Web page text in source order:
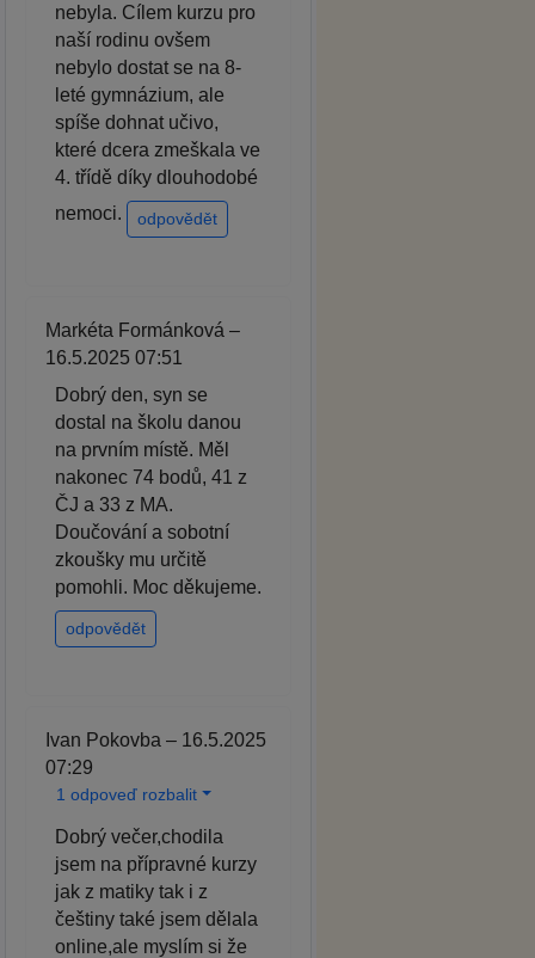
nebyla. Cílem kurzu pro
naší rodinu ovšem
nebylo dostat se na 8-
leté gymnázium, ale
spíše dohnat učivo,
které dcera zmeškala ve
4. třídě díky dlouhodobé
nemoci.
odpovědět
Markéta Formánková –
16.5.2025 07:51
Dobrý den, syn se
dostal na školu danou
na prvním místě. Měl
nakonec 74 bodů, 41 z
ČJ a 33 z MA.
Doučování a sobotní
zkoušky mu určitě
pomohli. Moc děkujeme.
odpovědět
Ivan Pokovba – 16.5.2025
07:29
1 odpoveď rozbalit
Dobrý večer,chodila
jsem na přípravné kurzy
jak z matiky tak i z
češtiny také jsem dělala
online,ale myslím si že